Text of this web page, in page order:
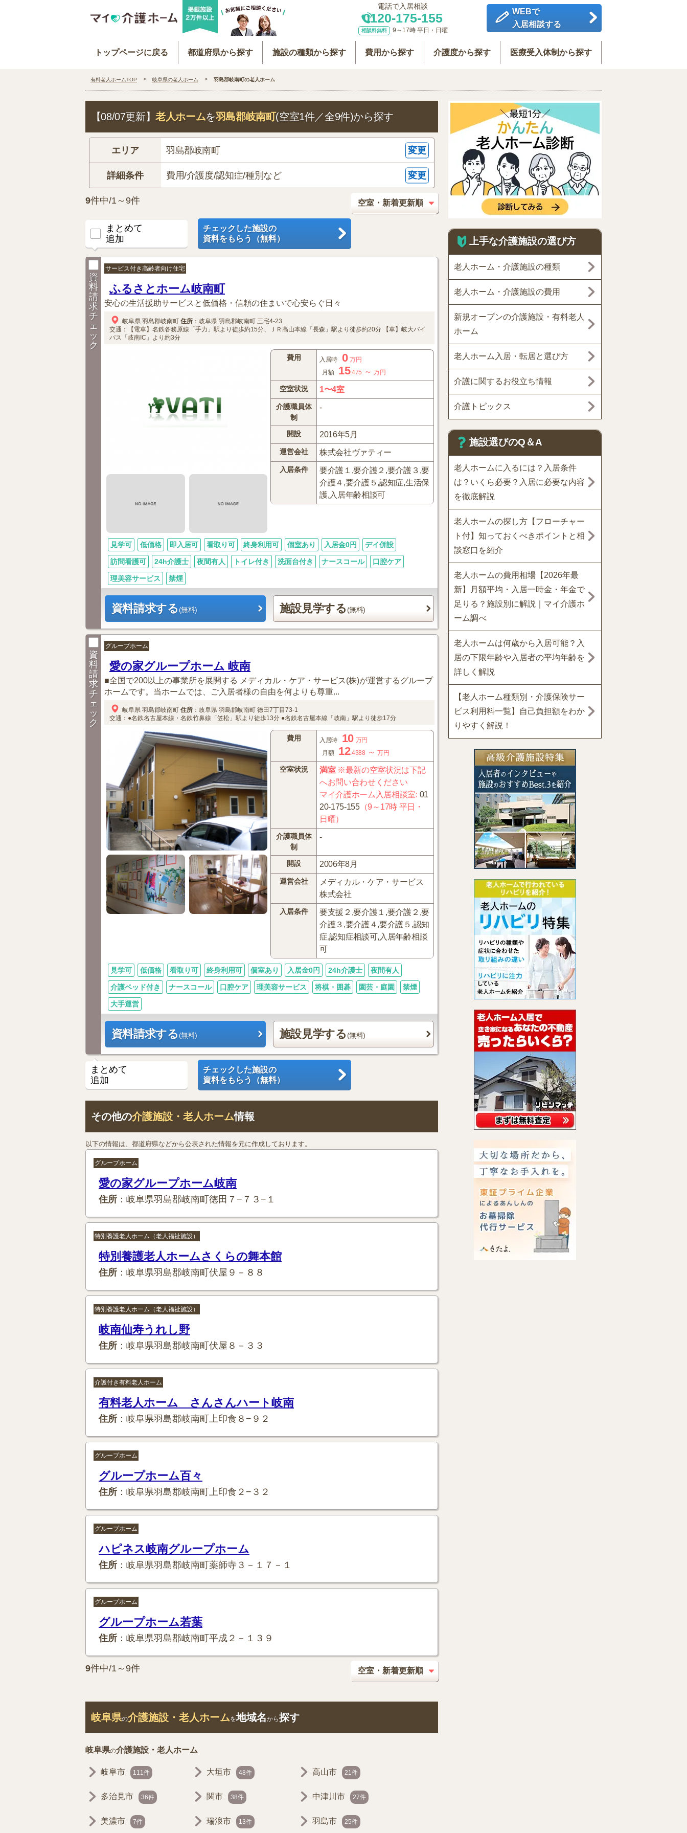
電話で入居相談
0120-175-155
相談料無料 9～17時 平日・日曜
WEBで
入居相談する
トップページに戻る 都道府県から探す 施設の種類から探す 費用から探す 介護度から探す 医療受入体制から探す
有料老人ホームTOP 岐阜県の老人ホーム 羽島郡岐南町の老人ホーム
【08/07更新】老人ホームを羽島郡岐南町(空室1件／全9件)から探す
エリア 羽島郡岐南町 変更
詳細条件 費用/介護度/認知症/種別など 変更
9件中/1～9件
まとめて
追加
チェックした施設の
資料をもらう（無料）
資
料
請
求
チ
ェ
ッ
ク
サービス付き高齢者向け住宅
ふるさとホーム岐南町
安心の生活援助サービスと低価格・信頼の住まいで心安らぐ日々
岐阜県 羽島郡岐南町 住所 ： 岐阜県 羽島郡岐南町 三宅4-23
交通：【電車】名鉄各務原線「手力」駅より徒歩約15分、ＪＲ高山本線「長森」駅より徒歩約20分 【車】岐大バイ
パス「岐南IC」より約3分
費用 入居時 0 万円
月額
15.475 ～万円
空室状況 1〜4室
介護職員体
制
-
開設 2016年5月
運営会社 株式会社ヴァティー
入居条件
要介護１,要介護２,要介護３,要
介護４,要介護５,認知症,生活保
護,入居年齢相談可
見学可 低価格 即入居可 看取り可 終身利用可 個室あり 入居金0円 デイ併設
訪問看護可 24h介護士 夜間有人 トイレ付き 洗面台付き ナースコール 口腔ケア
理美容サービス 禁煙
資料請求する(無料) 施設見学する (無料)
資
料
請
求
チ
ェ
ッ
ク
グループホーム
愛の家グループホーム 岐南
■全国で200以上の事業所を展開する メディカル・ケア・サービス(株)が運営するグループ
ホームです。当ホームでは、ご入居者様の自由を何よりも尊重...
岐阜県 羽島郡岐南町 住所 ： 岐阜県 羽島郡岐南町 徳田7丁目73-1
交通：●名鉄名古屋本線・名鉄竹鼻線「笠松」駅より徒歩13分 ●名鉄名古屋本線「岐南」駅より徒歩17分
費用 入居時 10 万円
月額
12.4388 ～ 万円
空室状況 満室※最新の空室状況は下記
へお問い合わせください
マイ介護ホーム入居相談室: 01
20-175-155（9～17時 平日・
日曜）
介護職員体
制
-
開設 2006年8月
運営会社
メディカル・ケア・サービス
株式会社
入居条件
要支援２,要介護１,要介護２,要
介護３,要介護４,要介護５,認知
症,認知症相談可,入居年齢相談
可
見学可 低価格 看取り可 終身利用可 個室あり 入居金0円 24h介護士 夜間有人
介護ベッド付き ナースコール 口腔ケア 理美容サービス 将棋・囲碁 園芸・庭園 禁煙
大手運営
資料請求する(無料) 施設見学する (無料)
まとめて
追加
チェックした施設の
資料をもらう（無料）
その他の介護施設・老人ホーム情報
以下の情報は、都道府県などから公表された情報を元に作成しております。
グループホーム
愛の家グループホーム岐南
住所 ：岐阜県羽島郡岐南町徳田７−７３−１
特別養護老人ホーム（老人福祉施設）
特別養護老人ホームさくらの舞本館
住所 ：岐阜県羽島郡岐南町伏屋９－８８
特別養護老人ホーム（老人福祉施設）
岐南仙寿うれし野
住所 ：岐阜県羽島郡岐南町伏屋８－３３
介護付き有料老人ホーム
有料老人ホーム さんさんハート岐南
住所 ：岐阜県羽島郡岐南町上印食８−９２
グループホーム
グループホーム百々
住所 ：岐阜県羽島郡岐南町上印食２−３２
グループホーム
ハピネス岐南グループホーム
住所 ：岐阜県羽島郡岐南町薬師寺３－１７－１
グループホーム
グループホーム若葉
住所 ：岐阜県羽島郡岐南町平成２－１３９
9件中/1～9件
岐阜県の介護施設・老人ホームを地域名から探す
岐阜県の介護施設・老人ホーム
岐阜市 111件 大垣市 48件 高山市 21件
多治見市 36件 関市 38件 中津川市 27件
美濃市 7件 瑞浪市 13件 羽島市 25件
上手な介護施設の選び方
老人ホーム・介護施設の種類
老人ホーム・介護施設の費用
新規オープンの介護施設・有料老人
ホーム
老人ホーム入居・転居と選び方
介護に関するお役立ち情報
介護トピックス
施設選びのQ＆A
老人ホームに入るには？入居条件
は？いくら必要？入居に必要な内容
を徹底解説
老人ホームの探し方【フローチャー
ト付】知っておくべきポイントと相
談窓口を紹介
老人ホームの費用相場【2026年最
新】月額平均・入居一時金・年金で
足りる？施設別に解説｜マイ介護ホ
ーム調べ
老人ホームは何歳から入居可能？入
居の下限年齢や入居者の平均年齢を
詳しく解説
【老人ホーム種類別・介護保険サー
ビス利用料一覧】自己負担額をわか
りやすく解説！